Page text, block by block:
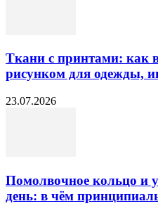
Ткани с принтами: как
рисунком для одежды,
23.07.2026
Помолвочное кольцо и
день: в чём